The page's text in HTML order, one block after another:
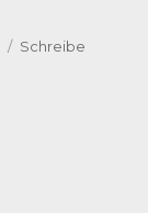
Schreibe